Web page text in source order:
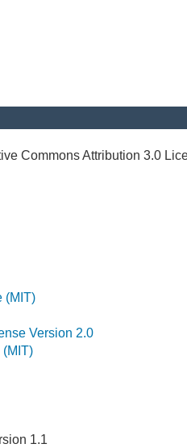
Commons Attribution 3.0
(MIT)
Version 2.0
1.1